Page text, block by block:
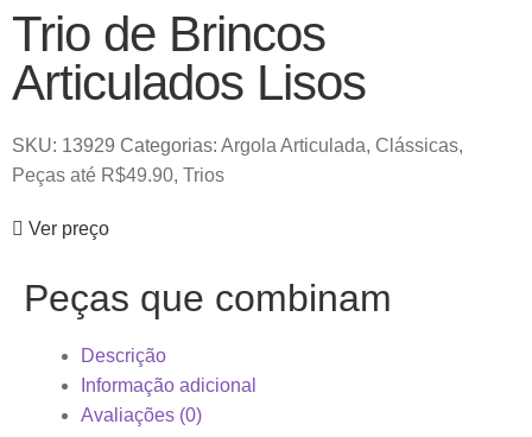
Trio de Brincos
Articulados Lisos
SKU: 13929 Categorias: Argola Articulada, Clássicas,
Peças até R$49.90, Trios
Ver preço
Peças que combinam
Descrição
Informação adicional
Avaliações (0)